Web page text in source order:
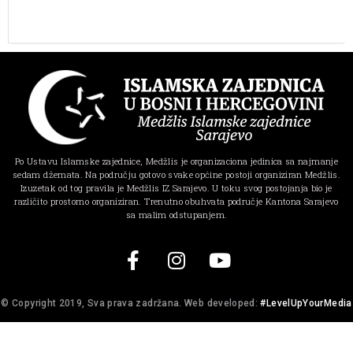
Po Ustavu Islamske zajednice, Medžlis je organizaciona jedinica sa najmanje
sedam džemata. Na području gotovo svake općine postoji organiziran Medžlis.
Izuzetak od tog pravila je Medžlis IZ Sarajevo. U toku svog postojanja bio je
različito prostorno organiziran. Trenutno obuhvata područje Kantona Sarajevo
sa malim odstupanjem.
© Copyright 2019, Sva prava zadržana. Web developed:#LevelUpYourMedia